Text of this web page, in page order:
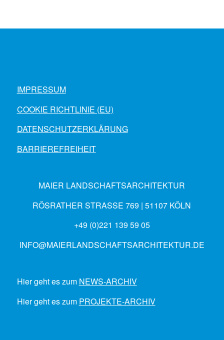
IMPRESSUM
COOKIE RICHTLINIE (EU)
DATENSCHUTZERKLÄRUNG
BARRIEREFREIHEIT
MAIER LANDSCHAFTSARCHITEKTUR
RÖSRATHER STRASSE 769 | 51107 KÖLN
+49 (0)221 139 59 05
INFO@MAIERLANDSCHAFTSARCHITEKTUR.DE
Hier geht es zum NEWS-ARCHIV
Hier geht es zum PROJEKTE-ARCHIV